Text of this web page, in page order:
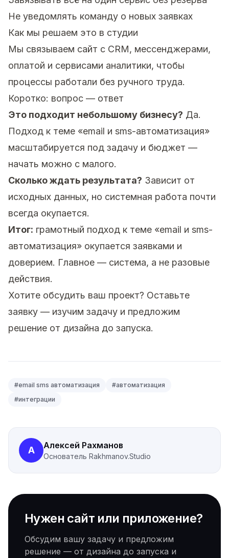
Не уведомлять команду о новых заявках
Как мы решаем это в студии
Мы связываем сайт с CRM, мессенджерами,
оплатой и сервисами аналитики, чтобы
процессы работали без ручного труда.
Коротко: вопрос — ответ
Это подходит небольшому бизнесу? Да.
Подход к теме «email и sms-автоматизация»
масштабируется под задачу и бюджет —
начать можно с малого.
Сколько ждать результата? Зависит от
исходных данных, но системная работа почти
всегда окупается.
Итог: грамотный подход к теме «email и sms-
автоматизация» окупается заявками и
доверием. Главное — система, а не разовые
действия.
Хотите обсудить ваш проект? Оставьте
заявку — изучим задачу и предложим
решение от дизайна до запуска.
#email sms автоматизация #автоматизация
#интеграции
А Алексей Рахманов
Основатель Rakhmanov.Studio
Нужен сайт или приложение?
Обсудим вашу задачу и предложим
решение — от дизайна до запуска и